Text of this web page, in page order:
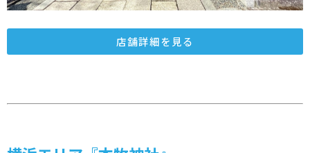
店舗詳細を見る